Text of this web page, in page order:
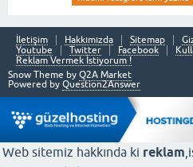
İletişim Hakkımızda Sitemap
Youtube
Twitter Facebook
Reklam Vermek İstiyorum !
Snow Theme by Q2A Market
Powered by Question2Answer
Web sitemiz hakkında ki reklam